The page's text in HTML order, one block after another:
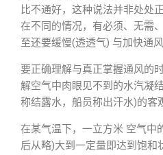
比不通好，这种说法并非处处
在不同的情况，有必须、无需
至还要缓慢(透透气) 与加快通风
要正确理解与真正掌握通风的
解空气中肉眼见不到的水汽凝
称结露水，船员称出汗水)的客
在某气温下，一立方米 空气中
后从略)大到一定量即达到饱和